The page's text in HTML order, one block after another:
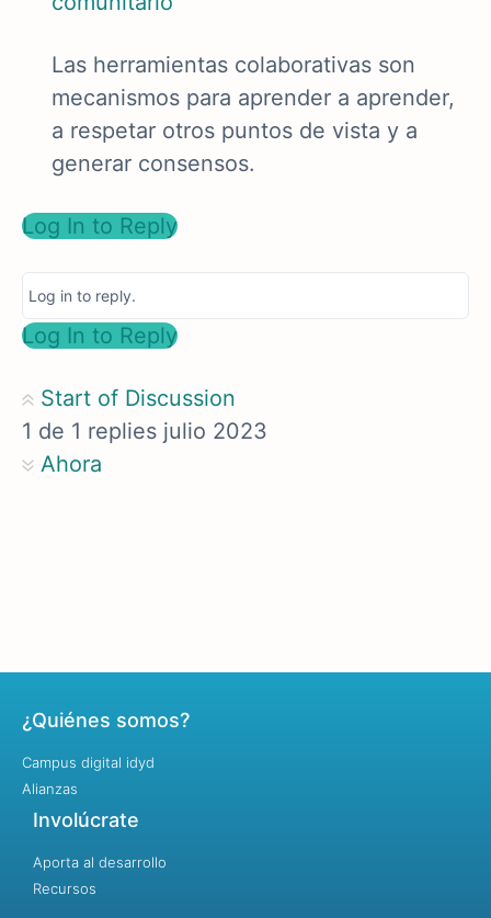
Las herramientas colaborativas son
mecanismos para aprender a aprender,
a respetar otros puntos de vista y a
generar consensos.
Log In to Reply
Log in to reply.
Log In to Reply
Start of Discussion
1 de 1 replies julio 2023
Ahora
¿Quiénes somos?
Campus digital idyd
Alianzas
Involúcrate
Aporta al desarrollo
Recursos